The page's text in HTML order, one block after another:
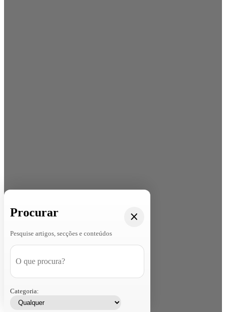
Procurar
Pesquise artigos, secções e conteúdos
Categoria: